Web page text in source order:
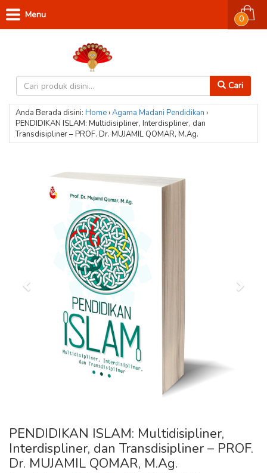
Cari
0
Menu
Anda Berada disini: Home›Agama Madani Pendidikan ›
PENDIDIKAN ISLAM: Multidisipliner, Interdispliner, dan
Transdisipliner – PROF. Dr. MUJAMIL QOMAR, M.Ag.
PENDIDIKAN ISLAM: Multidisipliner,
Interdispliner, dan Transdisipliner – PROF.
Dr. MUJAMIL QOMAR, M.Ag.